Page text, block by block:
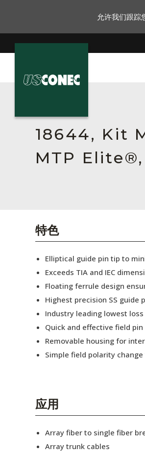
English Website
应用工程指导书 (AENs)
工作机会
活动信息
18644, Kit
MTP
特色
Elliptical guide pin tip to
Exceeds TIA and IEC
Floating ferrule design
Highest precision SS guide
Industry leading lowest
Quick and effective field
Removable housing for
Simple field polarity
应用
Array fiber to single fiber
Array trunk cables
允许我们跟踪